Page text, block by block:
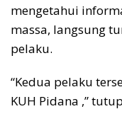
mengetahui
massa, langsung
pelaku.
“Kedua pelaku
KUH Pidana ,”